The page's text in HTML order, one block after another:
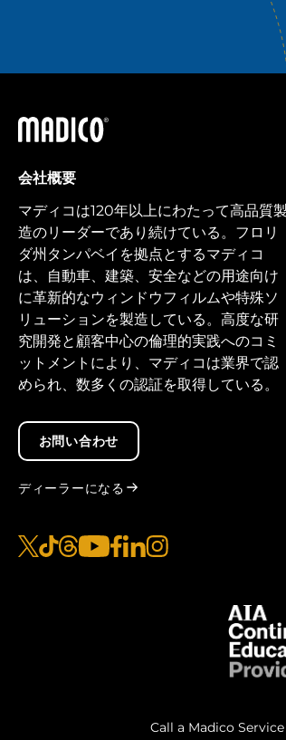
マディコ
会社概要
マディコは120年以上にわたって高品質製
造のリーダーであり続けている。フロリ
ダ州タンパベイを拠点とするマディコ
は、自動車、建築、安全などの用途向け
に革新的なウィンドウフィルムや特殊ソ
リューションを製造している。高度な研
究開発と顧客中心の倫理的実践へのコミ
ットメントにより、マディコは業界で認
められ、数多くの認証を取得している。
お問い合わせ
ディーラーになる
Call a Madico